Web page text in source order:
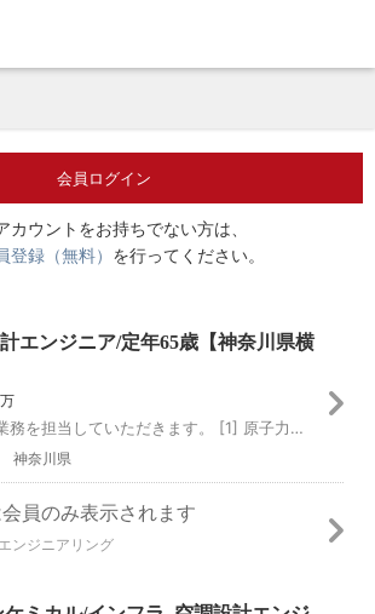
会員ログイン
カウントをお持ちでない方は、
登録（無料） を行ってください。
エンジニア/定年65歳【神奈川県横
■業務内容 以下の業務を担当していただきます。 [1] 原子力関連プラント（原子力発電所及び再処理工場等）の安全設計業務 （放射線遮蔽，臨界，環境被ばく評価等...
神奈川県
員のみ表示されます
ンジニアリング